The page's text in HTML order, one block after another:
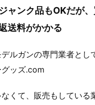
ャンク品もOKだが
送料がかかる
ルガンの専門業者とし
ッズ.com
くて、販売もしている